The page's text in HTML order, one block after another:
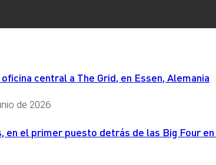
central a The Grid, en Essen, Alemania
de 2026
en el primer puesto detrás de las Big Four